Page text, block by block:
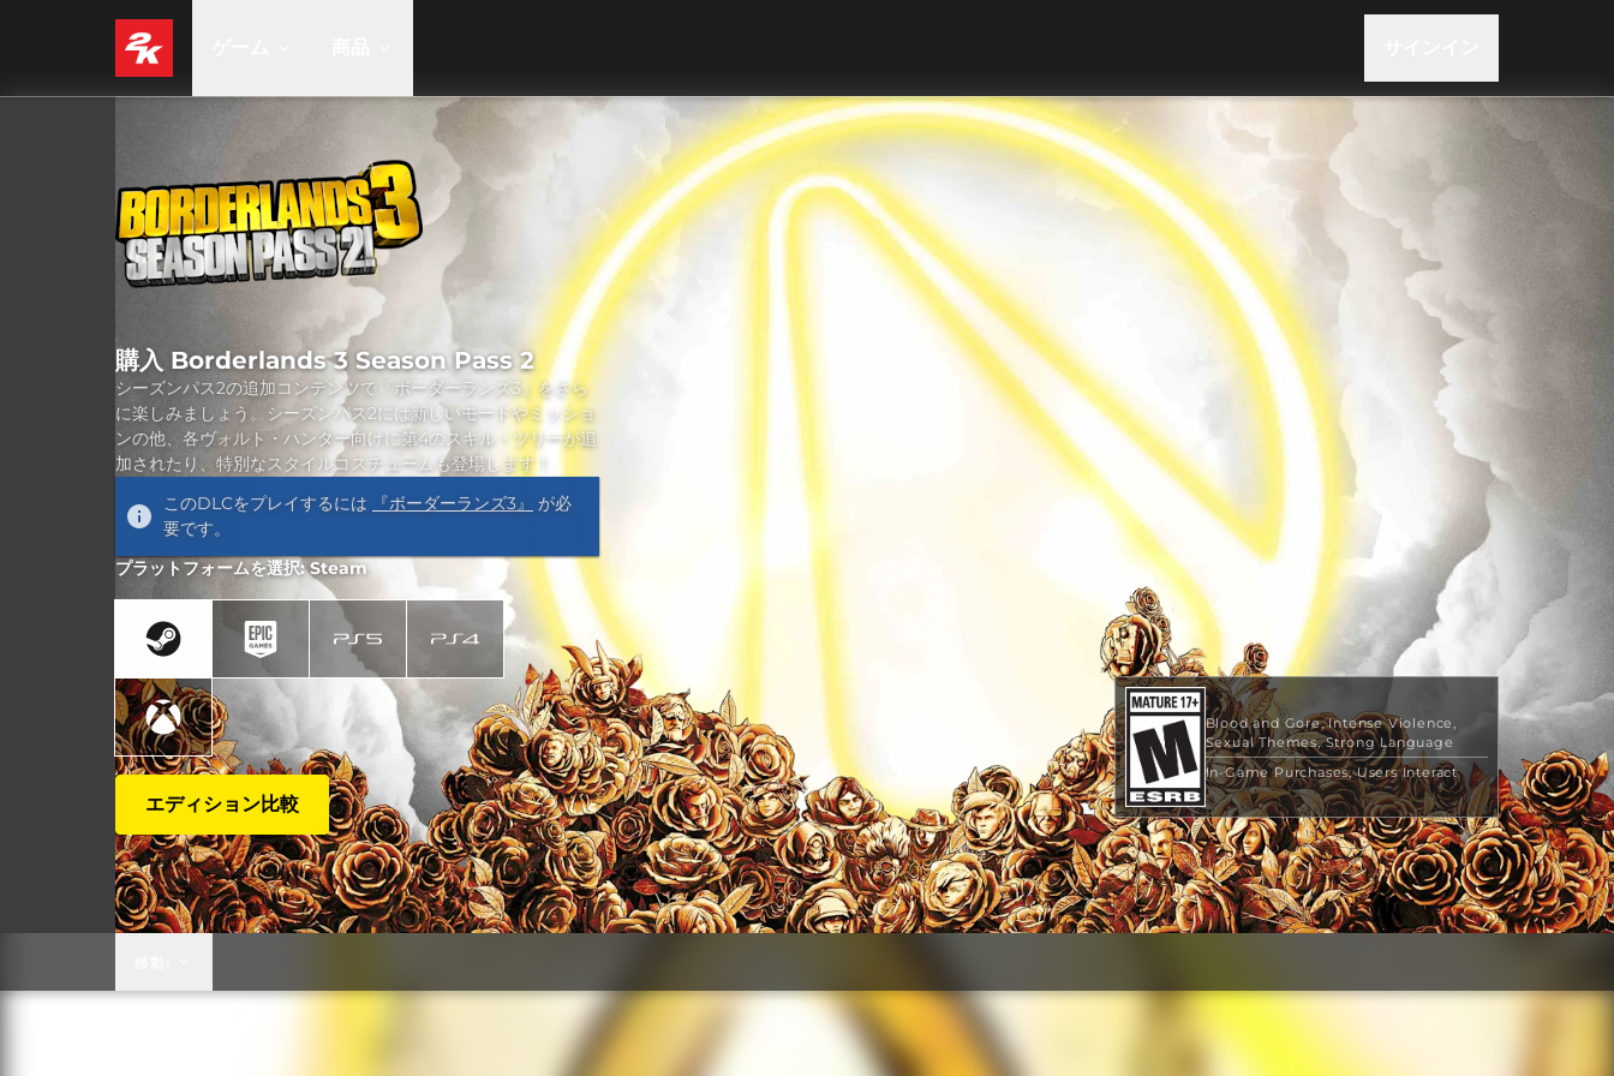
Blood and Gore Intense Violence
Sexual Themes Strong Language
In-Game Purchases Users Interact
購入 Borderlands 3 Season Pass 2
シーズンパス2の追加コンテンツで『ボーダーランズ3』をさら
に楽しみましょう。シーズンパス2には新しいモードやミッショ
ンの他、各ヴォルト・ハンター向けに第4のスキル・ツリーが追
加されたり、特別なスタイルコスチュームも登場します！
このDLCをプレイするには
『ボーダーランズ3』
が必
要です。
プラットフォームを選択: Steam
エディション比較